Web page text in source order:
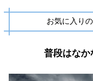
お気に入り
普段はなか